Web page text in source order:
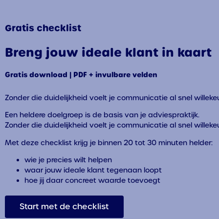
Gratis checklist
Breng jouw ideale klant in kaart
Gratis download | PDF + invulbare velden
Zonder die duidelijkheid voelt je communicatie al snel
Een heldere doelgroep is de basis van je adviespraktijk.
Zonder die duidelijkheid voelt je communicatie al snel
Met deze checklist krijg je binnen 20 tot 30 minuten helder:
wie je precies wilt helpen
waar jouw ideale klant tegenaan loopt
hoe jij daar concreet waarde toevoegt
Start met de checklist